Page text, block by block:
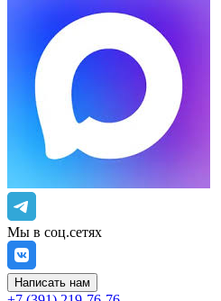
Мы в соц.сетях
Написать нам